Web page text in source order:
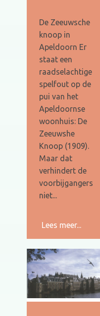
De Zeeuwsche
knoop in
Apeldoorn Er
staat een
raadselachtige
spelfout op de
pui van het
Apeldoornse
woonhuis: De
Zeeuwshe
Knoop (1909).
Maar dat
verhindert de
voorbijgangers
niet...
Lees meer...